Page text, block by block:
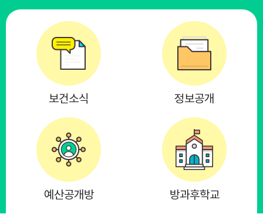
11
여름방학
여름방학
여름방학
광복절
광복절
대체공휴일
여름방학
대체공휴일
여름방학
여름방학
보건소식 정보공개
예산공개방 방과후학교